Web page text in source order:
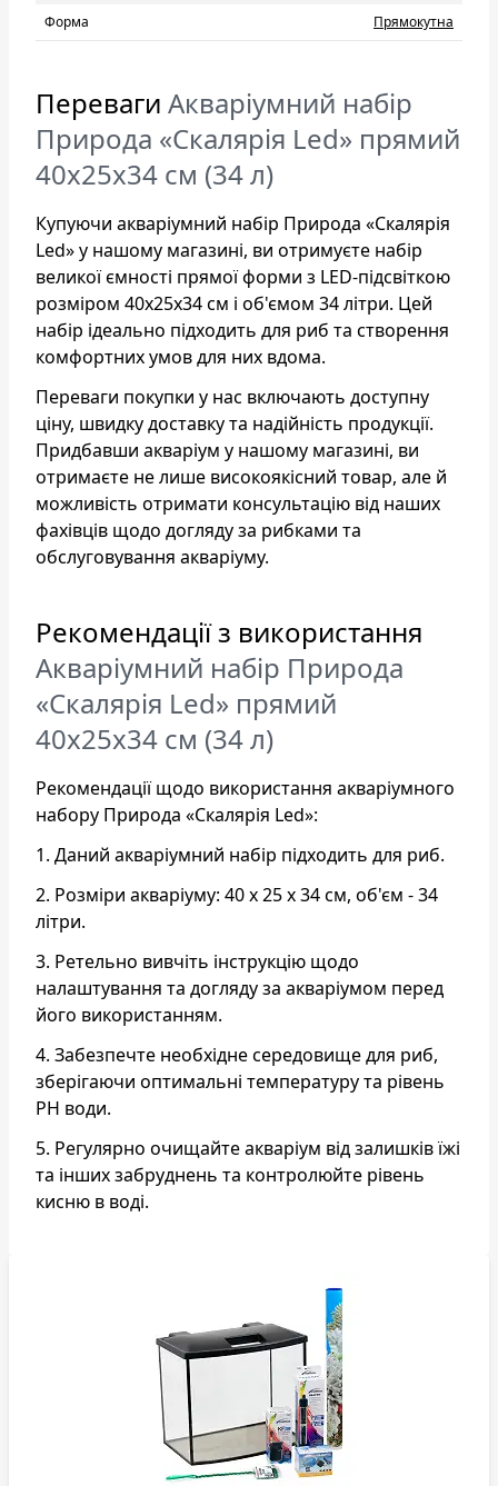
Форма Прямокутна
Переваги Акваріумний набір
Природа «Скалярія Led» прямий
40х25х34 см (34 л)
Купуючи акваріумний набір Природа «Скалярія
Led» у нашому магазині, ви отримуєте набір
великої ємності прямої форми з LED-підсвіткою
розміром 40х25х34 см і об'ємом 34 літри. Цей
набір ідеально підходить для риб та створення
комфортних умов для них вдома.
Переваги покупки у нас включають доступну
ціну, швидку доставку та надійність продукції.
Придбавши акваріум у нашому магазині, ви
отримаєте не лише високоякісний товар, але й
можливість отримати консультацію від наших
фахівців щодо догляду за рибками та
обслуговування акваріуму.
Рекомендації з використання
Акваріумний набір Природа
«Скалярія Led» прямий
40х25х34 см (34 л)
Рекомендації щодо використання акваріумного
набору Природа «Скалярія Led»:
1. Даний акваріумний набір підходить для риб.
2. Розміри акваріуму: 40 х 25 х 34 см, об'єм - 34
літри.
3. Ретельно вивчіть інструкцію щодо
налаштування та догляду за акваріумом перед
його використанням.
4. Забезпечте необхідне середовище для риб,
зберігаючи оптимальні температуру та рівень
PH води.
5. Регулярно очищайте акваріум від залишків їжі
та інших забруднень та контролюйте рівень
кисню в воді.